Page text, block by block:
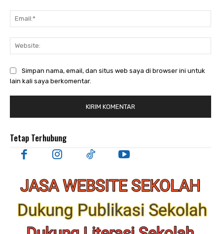
Simpan nama, email, dan situs web saya di browser ini untuk
lain kali saya berkomentar.
Tetap Terhubung